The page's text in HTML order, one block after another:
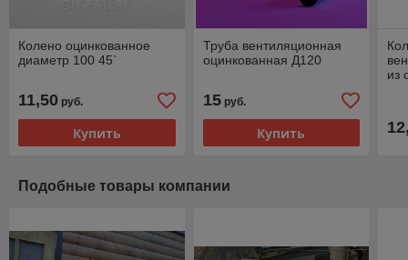
Колено оцинкованное
диаметр 100 45`
11,50 руб.
Купить
Труба вентиляционная
оцинкованная Д120
15руб.
Купить
из
Подобные товары компании